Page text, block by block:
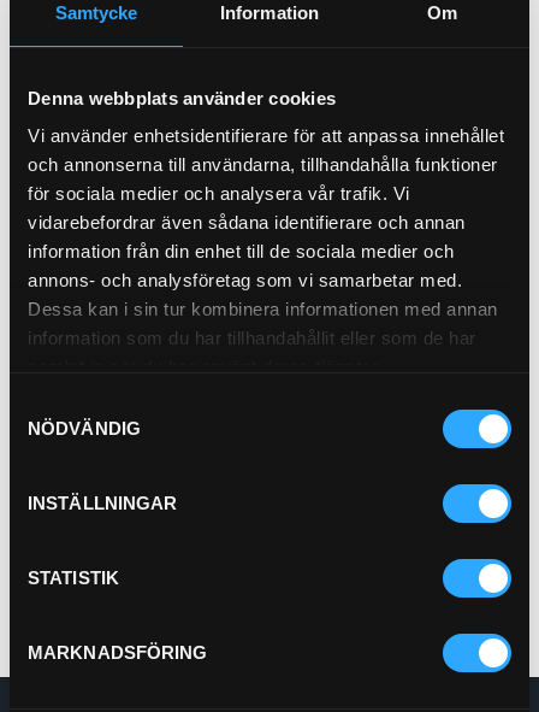
Samtycke Information Om
Denna webbplats använder cookies
Vi använder enhetsidentifierare för att anpassa innehållet
och annonserna till användarna, tillhandahålla funktioner
för sociala medier och analysera vår trafik. Vi
vidarebefordrar även sådana identifierare och annan
information från din enhet till de sociala medier och
annons- och analysföretag som vi samarbetar med.
Dessa kan i sin tur kombinera informationen med annan
information som du har tillhandahållit eller som de har
NÖDVÄNDIG
INSTÄLLNINGAR
STATISTIK
MARKNADSFÖRING
Plastpropp Inv (1/2)
21-0848